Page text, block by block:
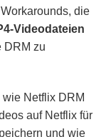
die
Videodateien
DRM zu
Netflix DRM
auf Netflix für
und wie